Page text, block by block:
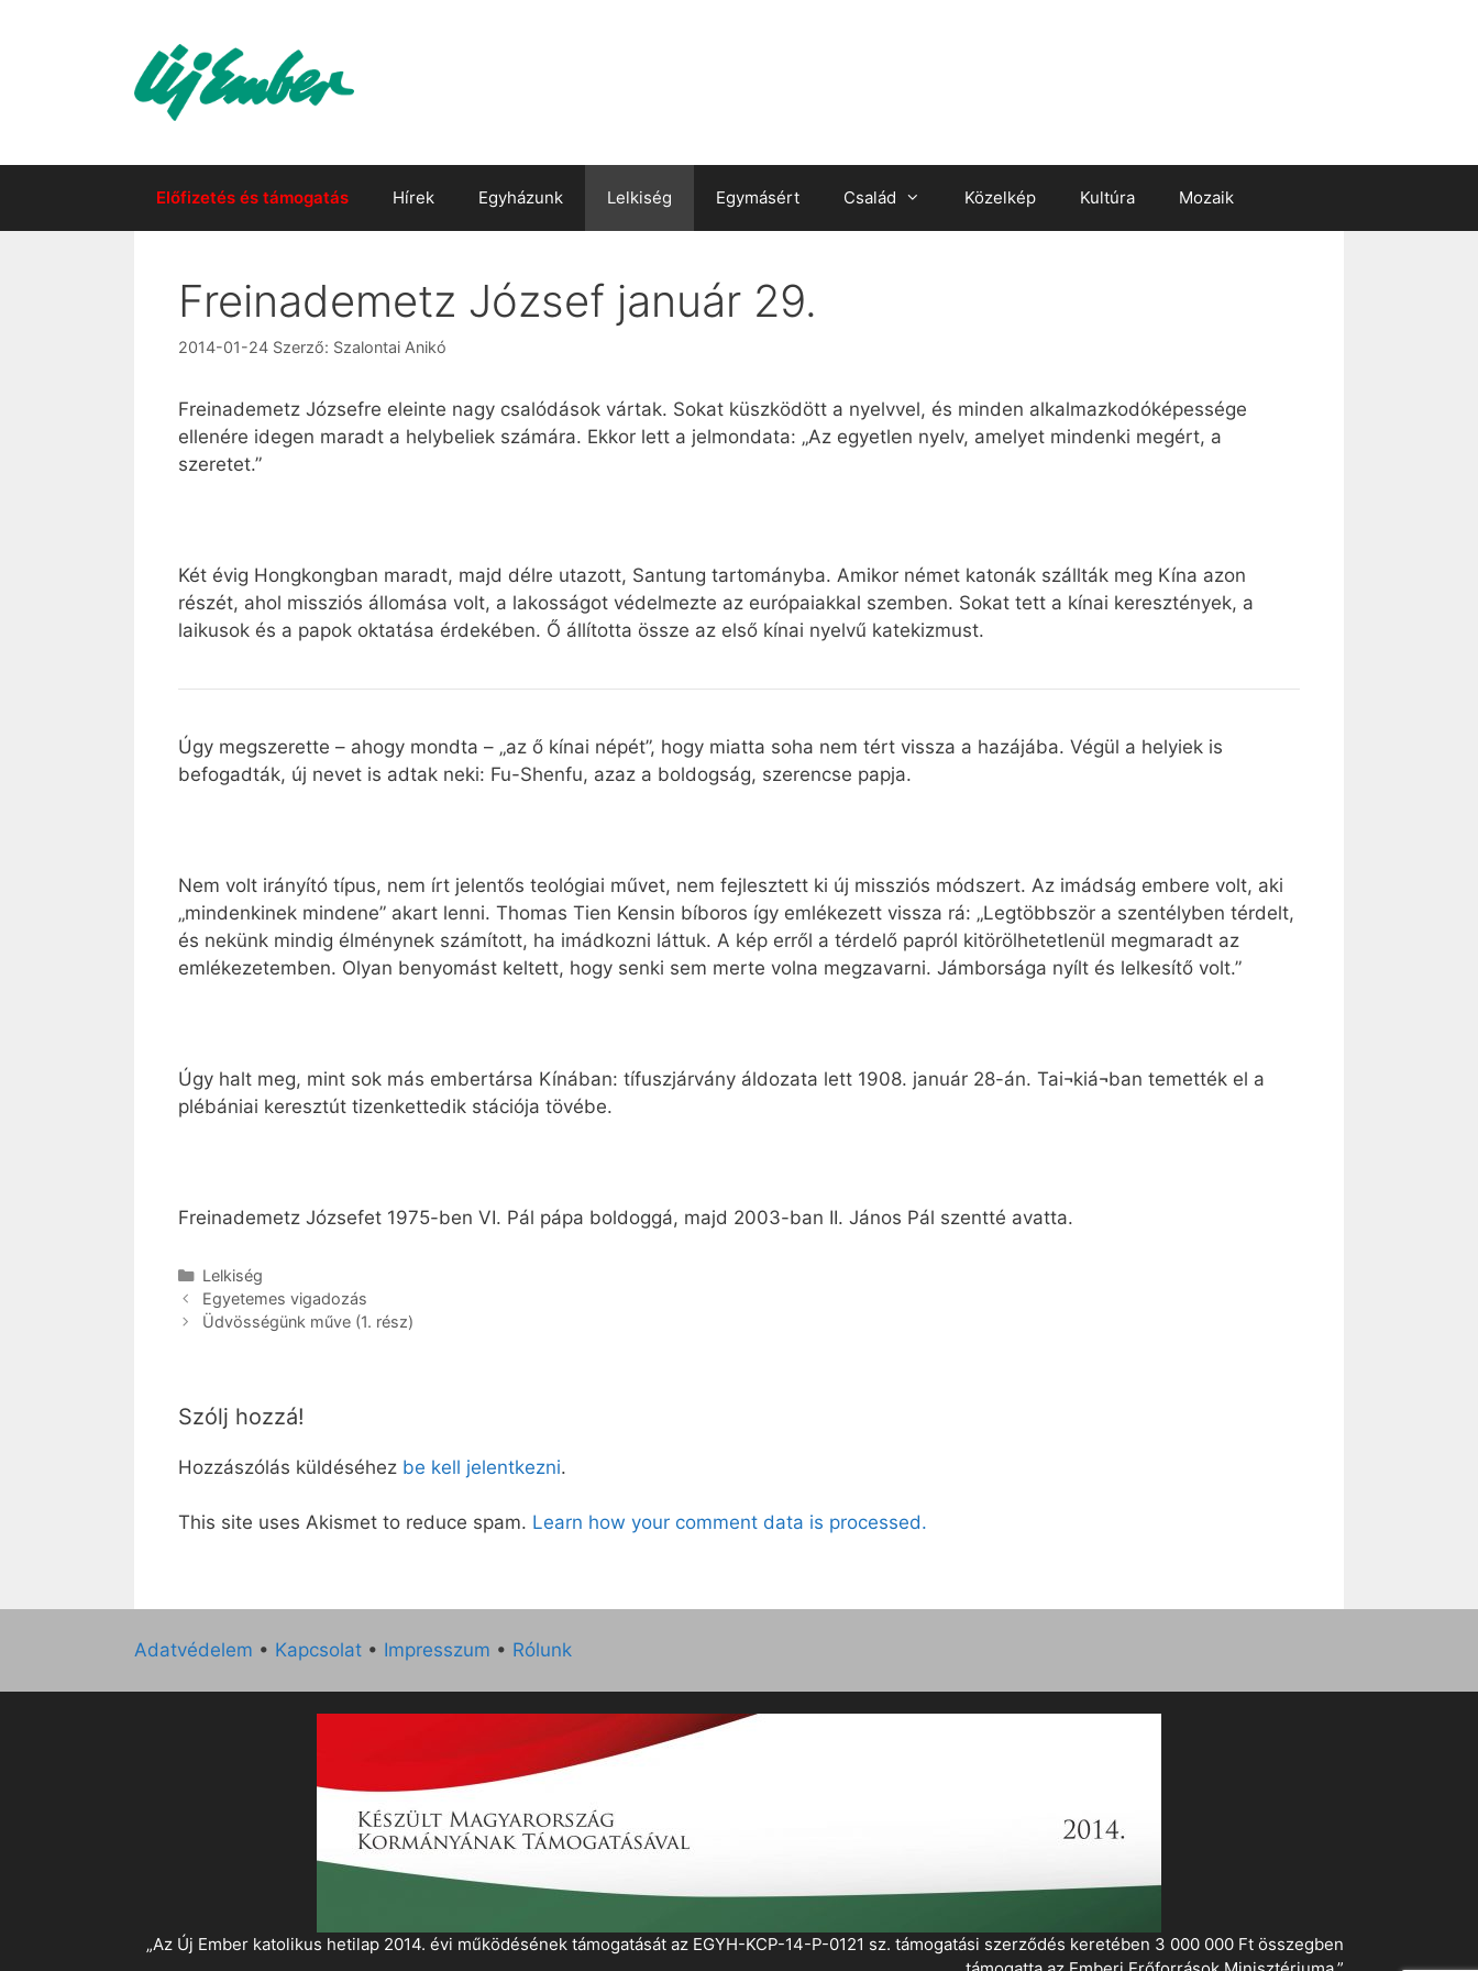
Előfizetés és támogatás Hírek Egyházunk Lelkiség Egymásért Család Közelkép Kultúra Mozaik
Freinademetz József január 29.
2014-01-24 Szerző: Szalontai Anikó
Freinademetz Józsefre eleinte nagy csalódások vártak. Sokat küszködött a nyelvvel, és minden alkalmazkodóképessége
ellenére idegen maradt a helybeliek számára. Ekkor lett a jelmondata: „Az egyetlen nyelv, amelyet mindenki megért, a
szeretet.”
Két évig Hongkongban maradt, majd délre utazott, Santung tartományba. Amikor német katonák szállták meg Kína azon
részét, ahol missziós állomása volt, a lakosságot védelmezte az európaiakkal szemben. Sokat tett a kínai keresztények, a
laikusok és a papok oktatása érdekében. Ő állította össze az első kínai nyelvű katekizmust.
Úgy megszerette – ahogy mondta – „az ő kínai népét”, hogy miatta soha nem tért vissza a hazájába. Végül a helyiek is
befogadták, új nevet is adtak neki: Fu-Shenfu, azaz a boldogság, szerencse papja.
Nem volt irányító típus, nem írt jelentős teológiai művet, nem fejlesztett ki új missziós módszert. Az imádság embere volt, aki
„mindenkinek mindene” akart lenni. Thomas Tien Kensin bíboros így emlékezett vissza rá: „Legtöbbször a szentélyben térdelt,
és nekünk mindig élménynek számított, ha imádkozni láttuk. A kép erről a térdelő papról kitörölhetetlenül megmaradt az
emlékezetemben. Olyan benyomást keltett, hogy senki sem merte volna megzavarni. Jámborsága nyílt és lelkesítő volt.”
Úgy halt meg, mint sok más embertársa Kínában: tífuszjárvány áldozata lett 1908. január 28-án. Tai¬kiá¬ban temették el a
plébániai keresztút tizenkettedik stációja tövébe.
Freinademetz Józsefet 1975-ben VI. Pál pápa boldoggá, majd 2003-ban II. János Pál szentté avatta.
Kategória
Lelkiség
Egyetemes vigadozás
Üdvösségünk műve (1. rész)
Szólj hozzá!
Hozzászólás küldéséhez be kell jelentkezni.
This site uses Akismet to reduce spam. Learn how your comment data is processed.
Adatvédelem • Kapcsolat • Impresszum • Rólunk
„Az Új Ember katolikus hetilap 2014. évi működésének támogatását az EGYH-KCP-14-P-0121 sz. támogatási szerződés keretében 3 000 000 Ft összegben